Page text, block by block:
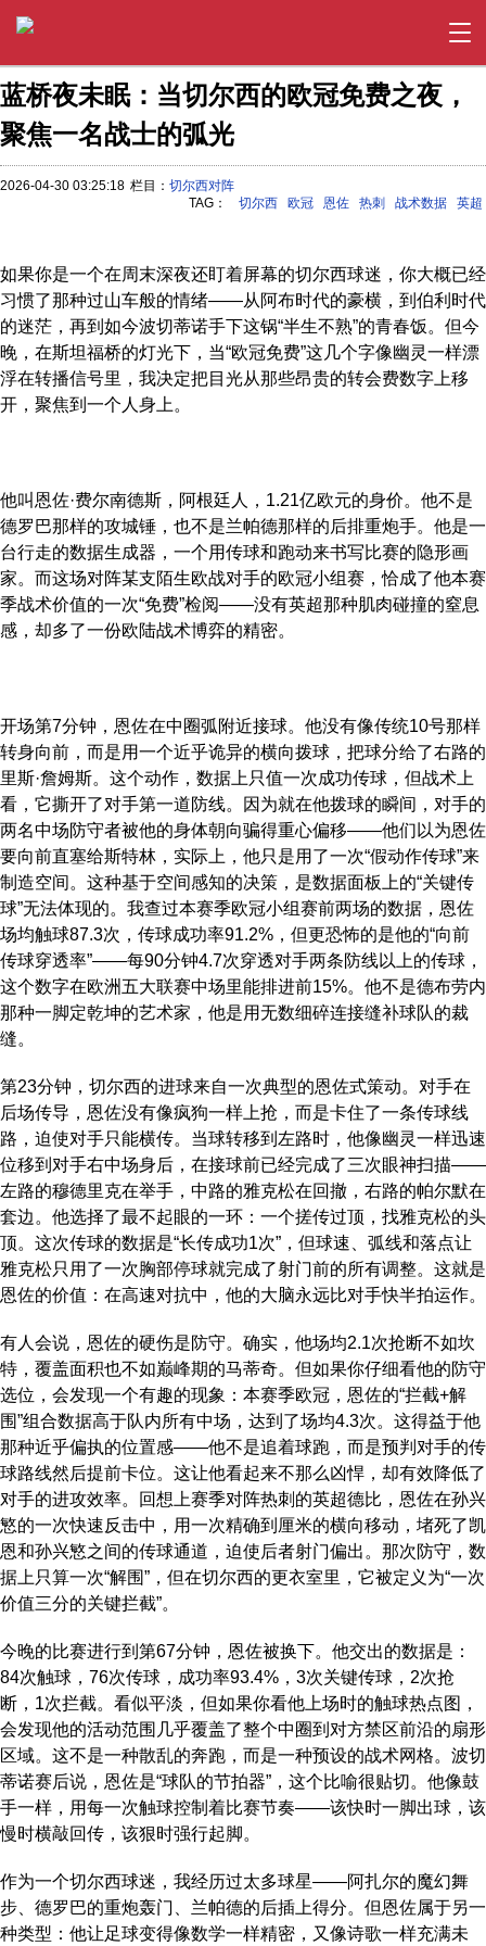
蓝桥夜未眠：当切尔西的欧冠免费之夜，
聚焦一名战士的弧光
2026-04-30 03:25:18 栏目： 切尔西对阵
TAG：
切尔西 欧冠 恩佐 热刺 战术数据 英超
如果你是一个在周末深夜还盯着屏幕的切尔西球迷，你大概已经
习惯了那种过山车般的情绪——从阿布时代的豪横，到伯利时代
的迷茫，再到如今波切蒂诺手下这锅“半生不熟”的青春饭。但今
晚，在斯坦福桥的灯光下，当“欧冠免费”这几个字像幽灵一样漂
浮在转播信号里，我决定把目光从那些昂贵的转会费数字上移
开，聚焦到一个人身上。
他叫恩佐·费尔南德斯，阿根廷人，1.21亿欧元的身价。他不是
德罗巴那样的攻城锤，也不是兰帕德那样的后排重炮手。他是一
台行走的数据生成器，一个用传球和跑动来书写比赛的隐形画
家。而这场对阵某支陌生欧战对手的欧冠小组赛，恰成了他本赛
季战术价值的一次“免费”检阅——没有英超那种肌肉碰撞的窒息
感，却多了一份欧陆战术博弈的精密。
开场第7分钟，恩佐在中圈弧附近接球。他没有像传统10号那样
转身向前，而是用一个近乎诡异的横向拨球，把球分给了右路的
里斯·詹姆斯。这个动作，数据上只值一次成功传球，但战术上
看，它撕开了对手第一道防线。因为就在他拨球的瞬间，对手的
两名中场防守者被他的身体朝向骗得重心偏移——他们以为恩佐
要向前直塞给斯特林，实际上，他只是用了一次“假动作传球”来
制造空间。这种基于空间感知的决策，是数据面板上的“关键传
球”无法体现的。我查过本赛季欧冠小组赛前两场的数据，恩佐
场均触球87.3次，传球成功率91.2%，但更恐怖的是他的“向前
传球穿透率”——每90分钟4.7次穿透对手两条防线以上的传球，
这个数字在欧洲五大联赛中场里能排进前15%。他不是德布劳内
那种一脚定乾坤的艺术家，他是用无数细碎连接缝补球队的裁
缝。
第23分钟，切尔西的进球来自一次典型的恩佐式策动。对手在
后场传导，恩佐没有像疯狗一样上抢，而是卡住了一条传球线
路，迫使对手只能横传。当球转移到左路时，他像幽灵一样迅速
位移到对手右中场身后，在接球前已经完成了三次眼神扫描——
左路的穆德里克在举手，中路的雅克松在回撤，右路的帕尔默在
套边。他选择了最不起眼的一环：一个搓传过顶，找雅克松的头
顶。这次传球的数据是“长传成功1次”，但球速、弧线和落点让
雅克松只用了一次胸部停球就完成了射门前的所有调整。这就是
恩佐的价值：在高速对抗中，他的大脑永远比对手快半拍运作。
有人会说，恩佐的硬伤是防守。确实，他场均2.1次抢断不如坎
特，覆盖面积也不如巅峰期的马蒂奇。但如果你仔细看他的防守
选位，会发现一个有趣的现象：本赛季欧冠，恩佐的“拦截+解
围”组合数据高于队内所有中场，达到了场均4.3次。这得益于他
那种近乎偏执的位置感——他不是追着球跑，而是预判对手的传
球路线然后提前卡位。这让他看起来不那么凶悍，却有效降低了
对手的进攻效率。回想上赛季对阵热刺的英超德比，恩佐在孙兴
慜的一次快速反击中，用一次精确到厘米的横向移动，堵死了凯
恩和孙兴慜之间的传球通道，迫使后者射门偏出。那次防守，数
据上只算一次“解围”，但在切尔西的更衣室里，它被定义为“一次
价值三分的关键拦截”。
今晚的比赛进行到第67分钟，恩佐被换下。他交出的数据是：
84次触球，76次传球，成功率93.4%，3次关键传球，2次抢
断，1次拦截。看似平淡，但如果你看他上场时的触球热点图，
会发现他的活动范围几乎覆盖了整个中圈到对方禁区前沿的扇形
区域。这不是一种散乱的奔跑，而是一种预设的战术网格。波切
蒂诺赛后说，恩佐是“球队的节拍器”，这个比喻很贴切。他像鼓
手一样，用每一次触球控制着比赛节奏——该快时一脚出球，该
慢时横敲回传，该狠时强行起脚。
作为一个切尔西球迷，我经历过太多球星——阿扎尔的魔幻舞
步、德罗巴的重炮轰门、兰帕德的后插上得分。但恩佐属于另一
种类型：他让足球变得像数学一样精密，又像诗歌一样充满未